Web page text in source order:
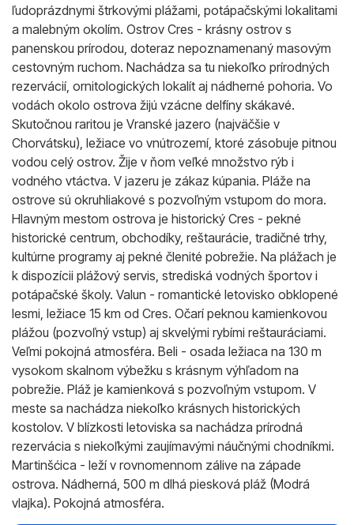
ľudoprázdnymi štrkovými plážami, potápačskými lokalitami
a malebným okolím. Ostrov Cres - krásny ostrov s
panenskou prírodou, doteraz nepoznamenaný masovým
cestovným ruchom. Nachádza sa tu niekoľko prírodných
rezervácií, ornitologických lokalít aj nádherné pohoria. Vo
vodách okolo ostrova žijú vzácne delfíny skákavé.
Skutočnou raritou je Vranské jazero (najväčšie v
Chorvátsku), ležiace vo vnútrozemí, ktoré zásobuje pitnou
vodou celý ostrov. Žije v ňom veľké množstvo rýb i
vodného vtáctva. V jazeru je zákaz kúpania. Pláže na
ostrove sú okruhliakové s pozvoľným vstupom do mora.
Hlavným mestom ostrova je historický Cres - pekné
historické centrum, obchodíky, reštaurácie, tradičné trhy,
kultúrne programy aj pekné členité pobrežie. Na plážach je
k dispozícii plážový servis, strediská vodných športov i
potápačské školy. Valun - romantické letovisko obklopené
lesmi, ležiace 15 km od Cres. Očarí peknou kamienkovou
plážou (pozvoľný vstup) aj skvelými rybími reštauráciami.
Veľmi pokojná atmosféra. Beli - osada ležiaca na 130 m
vysokom skalnom výbežku s krásnym výhľadom na
pobrežie. Pláž je kamienková s pozvoľným vstupom. V
meste sa nachádza niekoľko krásnych historických
kostolov. V blízkosti letoviska sa nachádza prírodná
rezervácia s niekoľkými zaujímavými náučnými chodníkmi.
Martinšćica - leží v rovnomennom zálive na západe
ostrova. Nádherná, 500 m dlhá piesková pláž (Modrá
vlajka). Pokojná atmosféra.